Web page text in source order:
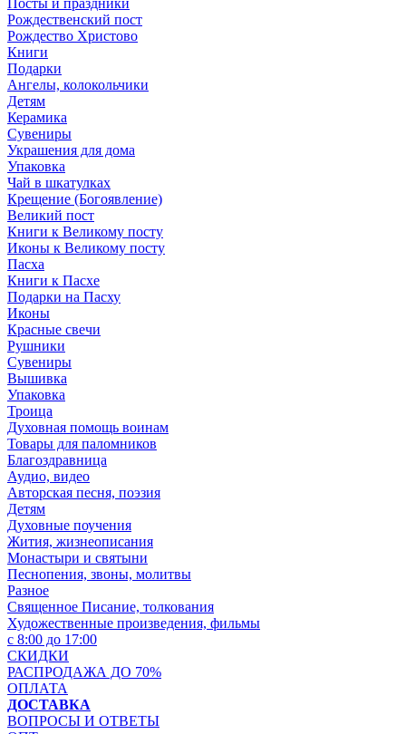
Посты и праздники
Рождественский пост
Рождество Христово
Книги
Подарки
Ангелы, колокольчики
Детям
Керамика
Сувениры
Украшения для дома
Упаковка
Чай в шкатулках
Крещение (Богоявление)
Великий пост
Книги к Великому посту
Иконы к Великому посту
Пасха
Книги к Пасхе
Подарки на Пасху
Иконы
Красные свечи
Рушники
Сувениры
Вышивка
Упаковка
Троица
Духовная помощь воинам
Товары для паломников
Благоздравница
Аудио, видео
Авторская песня, поэзия
Детям
Духовные поучения
Жития, жизнеописания
Монастыри и святыни
Песнопения, звоны, молитвы
Разное
Священное Писание, толкования
Художественные произведения, фильмы
с 8:00 до 17:00
СКИДКИ
РАСПРОДАЖА ДО 70%
ОПЛАТА
ДОСТАВКА
ВОПРОСЫ И ОТВЕТЫ